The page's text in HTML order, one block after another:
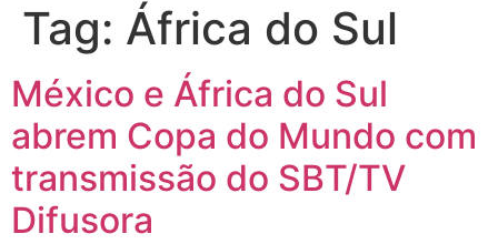
Tag: África do Sul
México e África do Sul
abrem Copa do Mundo com
transmissão do SBT/TV
Difusora